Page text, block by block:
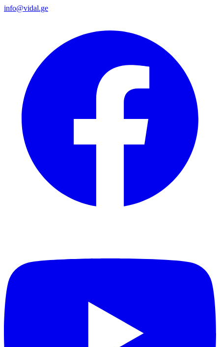
info@vidal.ge